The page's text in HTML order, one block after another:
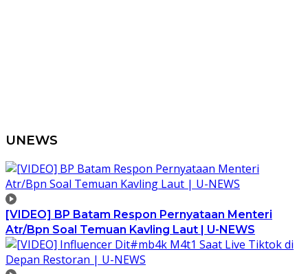
UNEWS
[VIDEO] BP Batam Respon Pernyataan Menteri
Atr/Bpn Soal Temuan Kavling Laut | U-NEWS